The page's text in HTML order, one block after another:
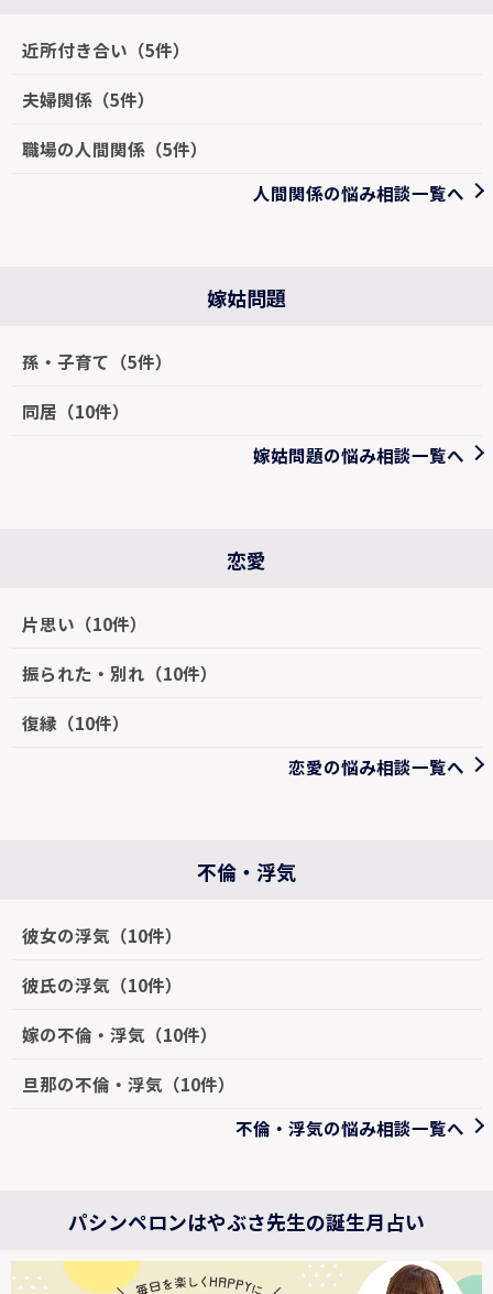
近所付き合い（5件）
夫婦関係（5件）
職場の人間関係（5件）
人間関係の悩み相談一覧へ
嫁姑問題
孫・子育て（5件）
同居（10件）
嫁姑問題の悩み相談一覧へ
恋愛
片思い（10件）
振られた・別れ（10件）
復縁（10件）
恋愛の悩み相談一覧へ
不倫・浮気
彼女の浮気（10件）
彼氏の浮気（10件）
嫁の不倫・浮気（10件）
旦那の不倫・浮気（10件）
不倫・浮気の悩み相談一覧へ
パシンペロンはやぶさ先生の誕生月占い